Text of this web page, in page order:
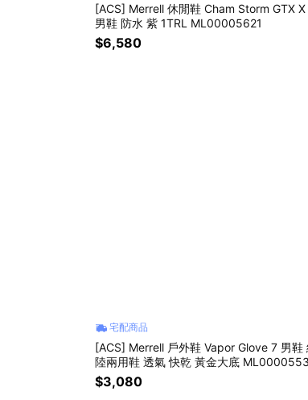
[ACS] Merrell 休閒鞋 Cham Storm GTX X
男鞋 防水 紫 1TRL ML00005621
$6,580
宅配商品
[ACS] Merrell 戶外鞋 Vapor Glove 7 男鞋
陸兩用鞋 透氣 快乾 黃金大底
$3,080